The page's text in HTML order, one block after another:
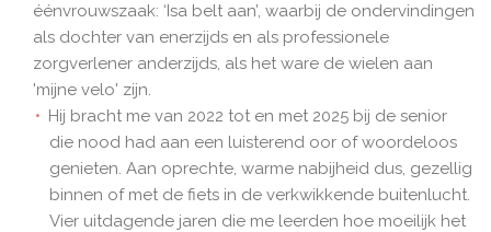
éénvrouwszaak: ‘Isa belt aan’, waarbij de ondervindingen
als dochter van enerzijds en als professionele
zorgverlener anderzijds, als het ware de wielen aan
'mijne velo' zijn.
Hij bracht me van 2022 tot en met 2025 bij de senior
die nood had aan een luisterend oor of woordeloos
genieten. Aan oprechte, warme nabijheid dus, gezellig
binnen of met de fiets in de verkwikkende buitenlucht.
Vier uitdagende jaren die me leerden hoe moeilijk het